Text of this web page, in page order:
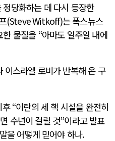
당화하는 데 다시 등장한
(Steve Witkoff)는 폭스뉴스
한 물질을 “아마도 일주일 내에
이스라엘 로비가 반복해 온 구
후“이란의 세 핵 시설을 완전히
수년이 걸릴 것”이라고 발표
을 어떻게 믿어야 하나.